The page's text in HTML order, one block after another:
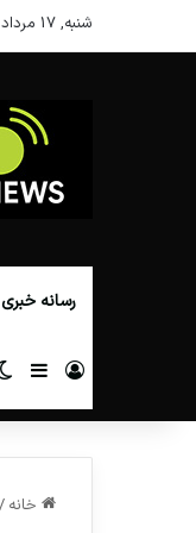
شنبه, 17 مرداد 1405
رسانه خبری
ورود
خانه /